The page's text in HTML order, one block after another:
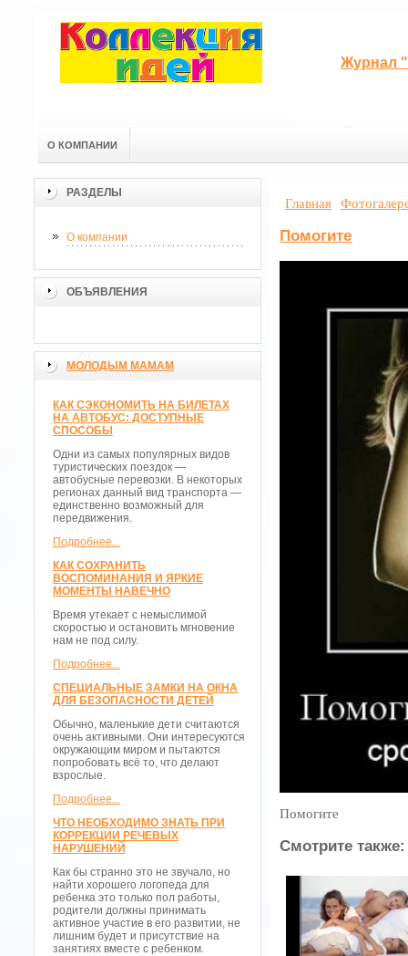
Журнал
О КОМПАНИИ
РАЗДЕЛЫ
О компании
ОБЪЯВЛЕНИЯ
МОЛОДЫМ МАМАМ
КАК СЭКОНОМИТЬ НА БИЛЕТАХ
НА АВТОБУС: ДОСТУПНЫЕ
СПОСОБЫ
Одни из самых популярных видов
туристических поездок —
автобусные перевозки. В некоторых
регионах данный вид транспорта —
единственно возможный для
передвижения.
Подробнее...
КАК СОХРАНИТЬ
ВОСПОМИНАНИЯ И ЯРКИЕ
МОМЕНТЫ НАВЕЧНО
Время утекает с немыслимой
скоростью и остановить мгновение
нам не под силу.
Подробнее...
СПЕЦИАЛЬНЫЕ ЗАМКИ НА ОКНА
ДЛЯ БЕЗОПАСНОСТИ ДЕТЕЙ
Обычно, маленькие дети считаются
очень активными. Они интересуются
окружающим миром и пытаются
попробовать всё то, что делают
взрослые.
Подробнее...
ЧТО НЕОБХОДИМО ЗНАТЬ ПРИ
КОРРЕКЦИИ РЕЧЕВЫХ
НАРУШЕНИЙ
Как бы странно это не звучало, но
найти хорошего логопеда для
ребенка это только пол работы,
родители должны принимать
активное участие в его развитии, не
лишним будет и присутствие на
занятиях вместе с ребенком.
Главная
Помогите
Помогите
Смотрите также: